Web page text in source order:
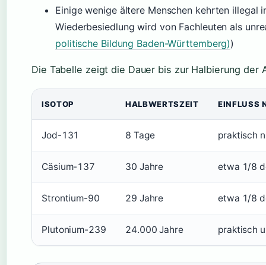
Einige wenige ältere Menschen kehrten
Wiederbesiedlung wird von Fachleuten als
politische Bildung Baden-Württemberg))
Die Tabelle zeigt die Dauer bis zur Halbierung
ISOTOP HALBWERTSZEIT EINFLUSS
Jod-131 8 Tage praktisch
Cäsium-137 30 Jahre etwa 1/8
Strontium-90 29 Jahre etwa 1/8
Plutonium-239 24.000 Jahre praktisch